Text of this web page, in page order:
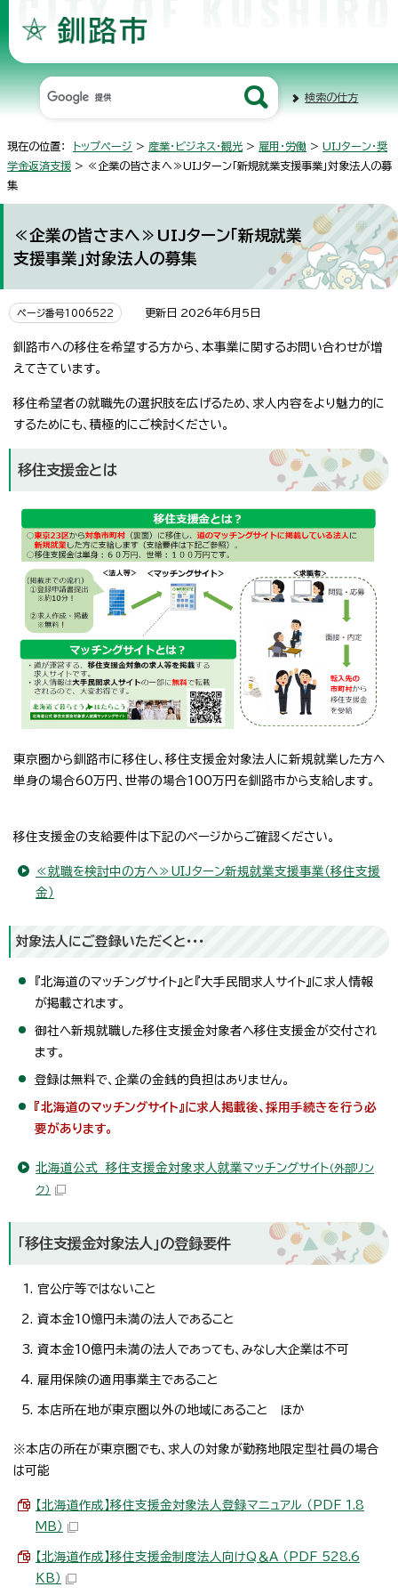
検索の仕方
現在の位置： トップページ > 産業・ビジネス・観光 > 雇用・労働 > UIJターン・奨
学金返済支援 > ≪企業の皆さまへ≫UIJターン「新規就業支援事業」対象法人の募
集
≪企業の皆さまへ≫UIJターン「新規就業
支援事業」対象法人の募集
ページ番号1006522 更新日 2026年6月5日
釧路市への移住を希望する方から、本事業に関するお問い合わせが増
えてきています。
移住希望者の就職先の選択肢を広げるため、求人内容をより魅力的に
するためにも、積極的にご検討ください。
移住支援金とは
東京圏から釧路市に移住し、移住支援金対象法人に新規就業した方へ
単身の場合60万円、世帯の場合100万円を釧路市から支給します。
移住支援金の支給要件は下記のページからご確認ください。
≪就職を検討中の方へ≫UIJターン新規就業支援事業（移住支援
金）
対象法人にご登録いただくと・・・
『北海道のマッチングサイト』と『大手民間求人サイト』に求人情報
が掲載されます。
御社へ新規就職した移住支援金対象者へ移住支援金が交付され
ます。
登録は無料で、企業の金銭的負担はありません。
『北海道のマッチングサイト』に求人掲載後、採用手続きを行う必
要があります。
北海道公式 移住支援金対象求人就業マッチングサイト（外部リン
ク）
「移住支援金対象法人」の登録要件
官公庁等ではないこと
資本金10憶円未満の法人であること
資本金10億円未満の法人であっても、みなし大企業は不可
雇用保険の適用事業主であること
本店所在地が東京圏以外の地域にあること ほか
※本店の所在が東京圏でも、求人の対象が勤務地限定型社員の場合
は可能
【北海道作成】移住支援金対象法人登録マニュアル （PDF 1.8
MB）
【北海道作成】移住支援金制度法人向けQ＆A （PDF 528.6
KB）